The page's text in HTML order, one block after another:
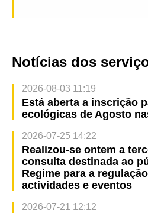
Notícias dos
2026-08-03 11:19
Está aberta a inscrição
ecológicas de Agosto
2026-07-25 14:22
Realizou-se ontem a
consulta destinada ao
Regime para a
actividades e eventos
2026-07-21 12:12